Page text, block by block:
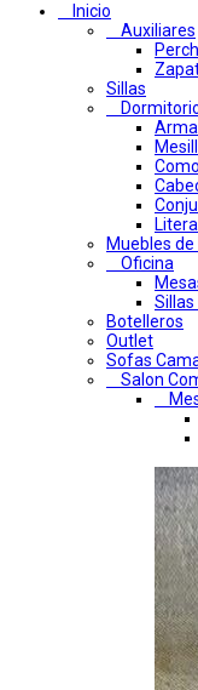
Inicio
Auxiliares
Sillas
Muebles
Oficina
Sillas
Botelleros
Outlet
Sofas
Salon